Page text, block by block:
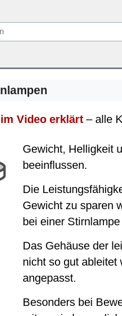
Video erklärt– alle
Gewicht, Helligkeit
beeinflussen.
Die
Gewicht zu sparen
bei einer
Das Gehäuse der
nicht so gut ableitet
angepasst.
Besonders bei